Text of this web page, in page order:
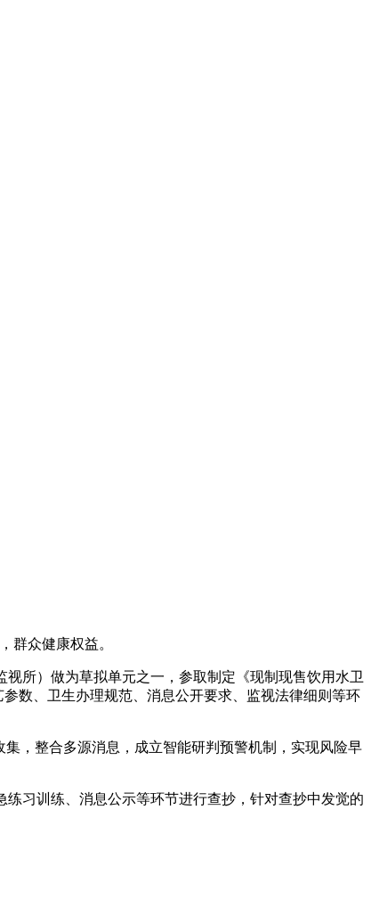
群众健康权益。
所）做为草拟单元之一，参取制定《现制现售饮用水卫
数、卫生办理规范、消息公开要求、监视法律细则等环
，整合多源消息，成立智能研判预警机制，实现风险早
习训练、消息公示等环节进行查抄，针对查抄中发觉的